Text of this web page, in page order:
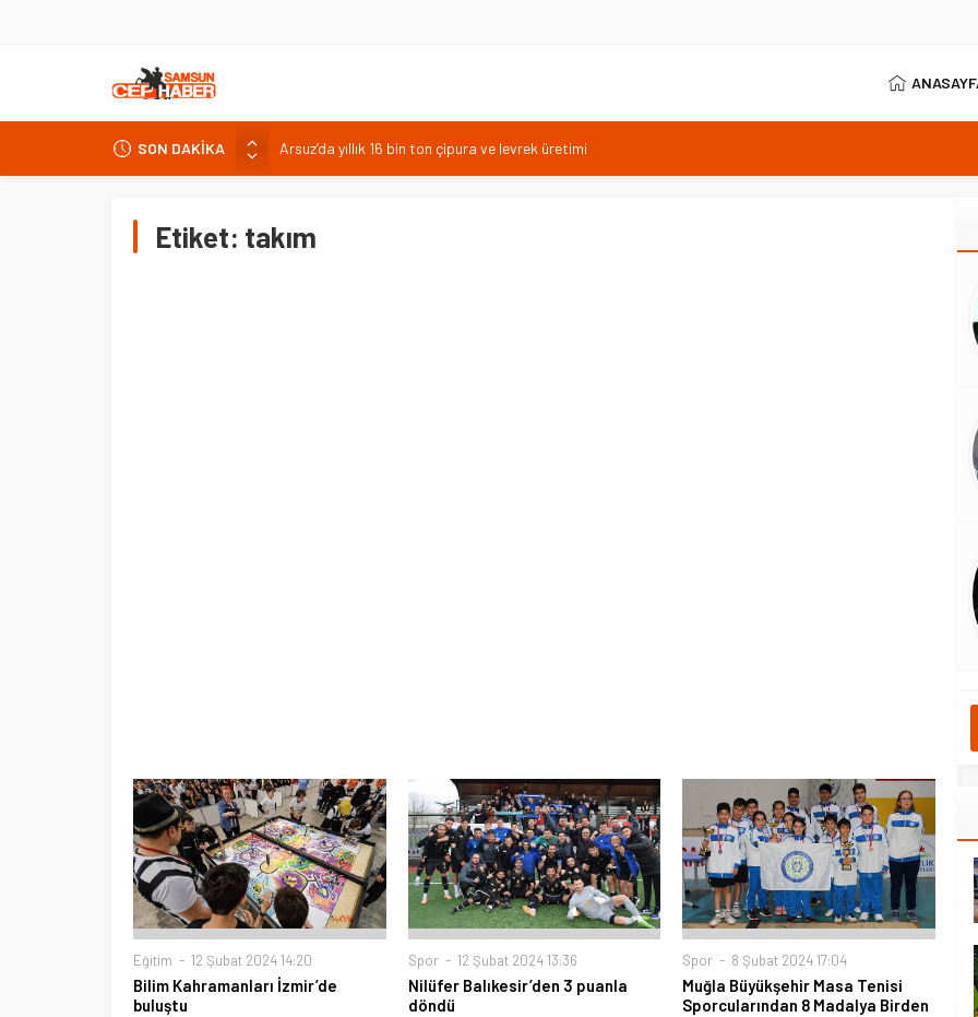
SON DAKİKA
Arsuz’da yıllık 16 bin ton çipura ve levrek üretimi
X’te özgün içerik dönemi: 8 Eylül’de gelir sistemi değişiyor
Burdur Gölü çorak arazileri aromatik bitkilerle yeşerecek
Etiket: takım
Eğitim 12 Şubat 2024 14:20
Bilim Kahramanları İzmir’de
buluştu
Spor 12 Şubat 2024 13:36
Nilüfer Balıkesir’den 3 puanla
döndü
Spor 8 Şubat 2024 17:04
Muğla Büyükşehir Masa Tenisi
Sporcularından 8 Madalya Birden